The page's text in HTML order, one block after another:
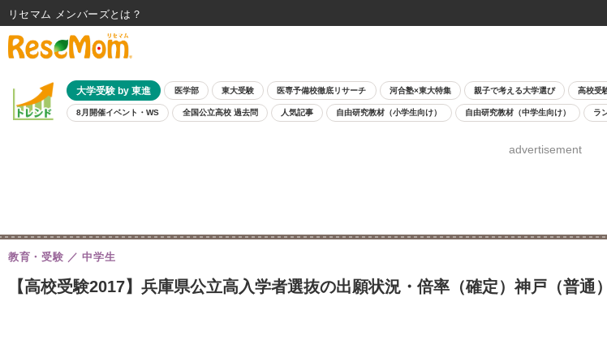
大学受験 by 東進 医学部 東大受験 医専予備校徹底リサーチ 河合塾×東大特集 親子で考える大学選び 高校受
8月開催イベント・WS 全国公立高校 過去問 人気記事 自由研究教材（小学生向け） 自由研究教材（中学生向け） ラ
advertisement
【高校受験2017】兵庫県公立高入学者選抜の出願状況・倍率（確定）神戸（普
教育・受験 中学生
リセマム メンバーズ